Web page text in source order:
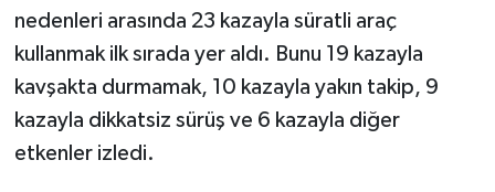
nedenleri arasında 23 kazayla süratli araç
kullanmak ilk sırada yer aldı. Bunu 19 kazayla
kavşakta durmamak, 10 kazayla yakın takip, 9
kazayla dikkatsiz sürüş ve 6 kazayla diğer
etkenler izledi.
TATLISU
TEKNOLOJİ